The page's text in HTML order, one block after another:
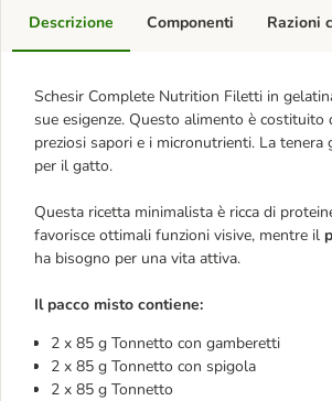
Descrizione
Schesir Complete Nutrition Filetti in
sue esigenze. Questo alimento è costituito
preziosi sapori e i micronutrienti. La
per il gatto.
Questa ricetta minimalista è ricca di
favorisce ottimali funzioni visive, mentre il
ha bisogno per una vita attiva.
Il pacco misto contiene:
2 x 85 g Tonnetto con gamberetti
2 x 85 g Tonnetto con spigola
2 x 85 g Tonnetto
Componenti Razioni